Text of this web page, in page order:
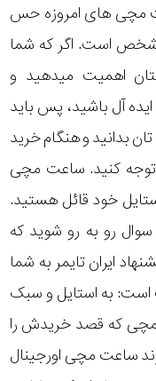
مچی های امروزه حس
شخص است. اگر که شما
اهمیت میدهید و
آل باشید، پس باید
بدانید و هنگام خرید
کنید. ساعت مچی
خود قائل هستید.
رو به رو شوید که
ایران تایمر به شما
است: به استایل و سبک
که قصد خریدش را
ساعت مچی اورجینال